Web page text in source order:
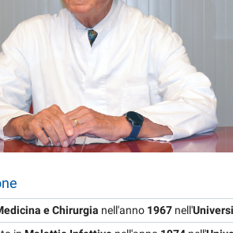
e Chirurgia nell'anno 1967 nell'